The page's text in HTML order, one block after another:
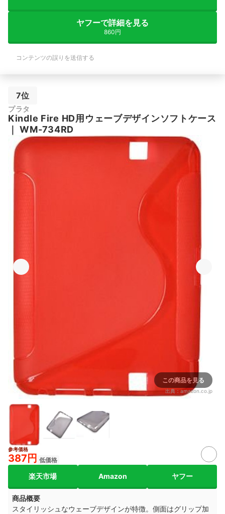
ヤフーで詳細を見る
860円
コンテンツの誤りを送信する
7位
プラタ
Kindle Fire HD用ウェーブデザインソフトケース
｜WM-734RD
この商品を見る
出典： amazon.co.jp
参考価格
387円 低価格
楽天市場 Amazon ヤフー
商品概要
スタイリッシュなウェーブデザインが特徴。側面はグリップ加